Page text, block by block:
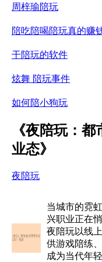
周梓瑜陪玩
陪吃陪喝陪玩真的赚
干陪玩的软件
炫舞 陪玩事件
如何陪小狗玩
《夜陪玩：
业态》
夜陪玩
当城市的霓
兴职业正在
夜陪玩以线
供游戏陪练
成为当代年